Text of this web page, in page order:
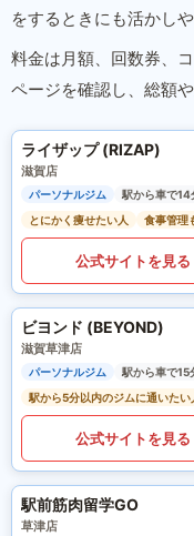
をするときにも活かしや
料金は月額、回数券、
ページを確認し、総額
ライザップ (RIZAP)
滋賀店
パーソナルジム
駅から車で14
とにかく痩せたい人
食事管理
公式サイトを見る
ビヨンド (BEYOND)
滋賀草津店
パーソナルジム
駅から車で15
駅から5分以内のジムに通いたい
公式サイトを見る
駅前筋肉留学GO
草津店